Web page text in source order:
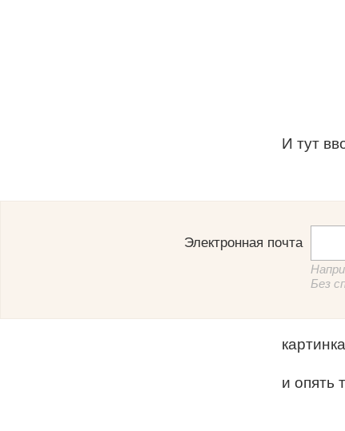
И тут
Электронная почта
Без
картинка
и опять